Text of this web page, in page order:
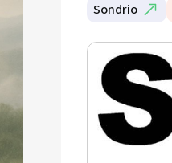
Sondrio